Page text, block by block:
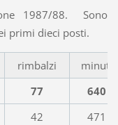
1987/88. Sono
primi dieci posti.
rimbalzi
minuti
77
640
42
471